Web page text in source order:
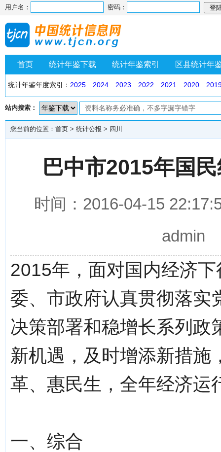
用户名： 密码：
首页 统计年鉴下载 统计年鉴索引 区县统计年
统计年鉴年度索引： 2025 2024 2023 2022 2021 2020
站内搜索：
您当前的位置： 首页 > 统计公报 > 四川
巴中市2015年国
时间：2016-04-15
admin
2015年，面对国内经济
委、市政府认真贯彻落实
决策部署和稳增长系列政
新机遇，及时增添新措施
革、惠民生，全年经济运
一、综合